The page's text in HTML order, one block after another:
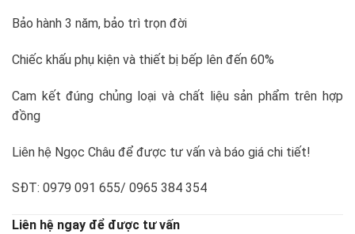
Bảo hành 3 năm, bảo trì trọn đời
Chiếc khấu phụ kiện và thiết bị bếp lên đến 60%
Cam kết đúng chủng loại và chất liệu sản phẩm trên hợp
đồng
Liên hệ Ngọc Châu để được tư vấn và báo giá chi tiết!
SĐT: 0979 091 655/ 0965 384 354
Liên hệ ngay để được tư vấn